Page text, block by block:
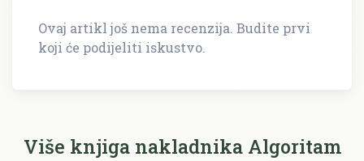
Napišite recenziju
Ovaj artikl još nema recenzija. Budite prvi
koji će podijeliti iskustvo.
Više knjiga nakladnika Algoritam